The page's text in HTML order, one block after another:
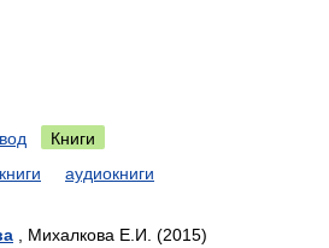
Книги
аудиокниги
, Михалкова Е.И. (2015)